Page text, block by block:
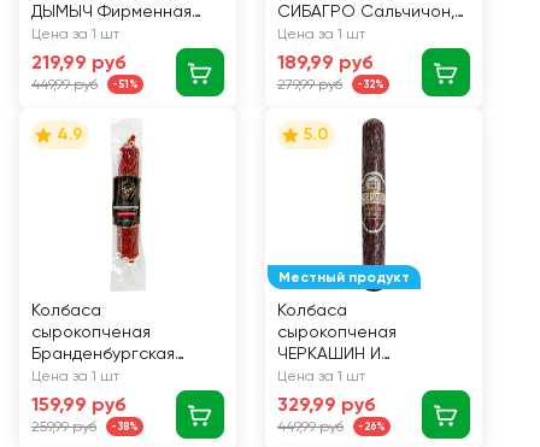
ДЫМЫЧ Фирменная
полусухая, 300г
Цена за 1 шт
219,99 руб
449,99 руб -51%
СИБАГРО Сальчичон,
160г
Цена за 1 шт
189,99 руб
279,99 руб -32%
4.9
Колбаса
сырокопченая
Бранденбургская
Оригинальная, 200г
Цена за 1 шт
159,99 руб
259,99 руб -38%
Местный продукт
5.0
Колбаса
сырокопченая
ЧЕРКАШИН И
ПАРТНЕРЪ Премиум,
230г
Цена за 1 шт
329,99 руб
449,99 руб -26%